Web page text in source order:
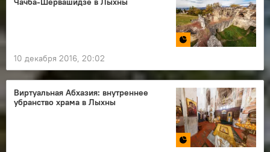
10 декабря 2016, 20:02
Виртуальная Абхазия: внутреннее
убранство храма в Лыхны